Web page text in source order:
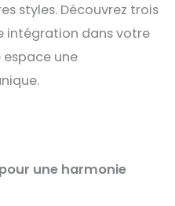
styles. Découvrez trois
intégration dans votre
une
une harmonie